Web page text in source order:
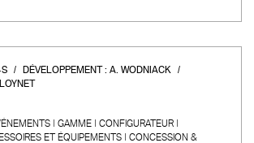
S DÉVELOPPEMENT : A. WODNIACK
GAMME
CONFIGURATEUR
ET ÉQUIPEMENTS
CONCESSION &